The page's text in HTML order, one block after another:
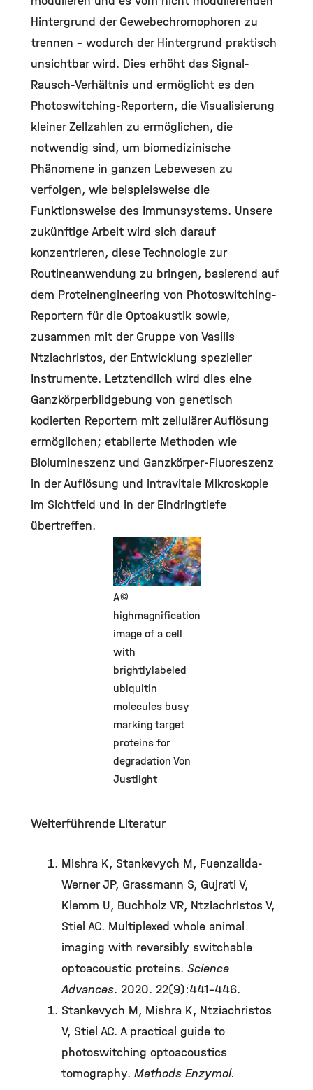
Hintergrund der Gewebechromophoren zu
trennen – wodurch der Hintergrund praktisch
unsichtbar wird. Dies erhöht das Signal-
Rausch-Verhältnis und ermöglicht es den
Photoswitching-Reportern, die Visualisierung
kleiner Zellzahlen zu ermöglichen, die
notwendig sind, um biomedizinische
Phänomene in ganzen Lebewesen zu
verfolgen, wie beispielsweise die
Funktionsweise des Immunsystems. Unsere
zukünftige Arbeit wird sich darauf
konzentrieren, diese Technologie zur
Routineanwendung zu bringen, basierend auf
dem Proteinengineering von Photoswitching-
Reportern für die Optoakustik sowie,
zusammen mit der Gruppe von Vasilis
Ntziachristos, der Entwicklung spezieller
Instrumente. Letztendlich wird dies eine
Ganzkörperbildgebung von genetisch
kodierten Reportern mit zellulärer Auflösung
ermöglichen; etablierte Methoden wie
Biolumineszenz und Ganzkörper-Fluoreszenz
in der Auflösung und intravitale Mikroskopie
im Sichtfeld und in der Eindringtiefe
übertreffen.
©
A
highmagnification
image of a cell
with
brightlylabeled
ubiquitin
molecules busy
marking target
proteins for
degradation Von
Justlight
Weiterführende Literatur
Mishra K, Stankevych M, Fuenzalida-
Werner JP, Grassmann S, Gujrati V,
Klemm U, Buchholz VR, Ntziachristos V,
Stiel AC. Multiplexed whole animal
imaging with reversibly switchable
optoacoustic proteins. Science
Advances. 2020. 22(9):441-446.
Stankevych M, Mishra K, Ntziachristos
V, Stiel AC. A practical guide to
photoswitching optoacoustics
tomography. Methods Enzymol.